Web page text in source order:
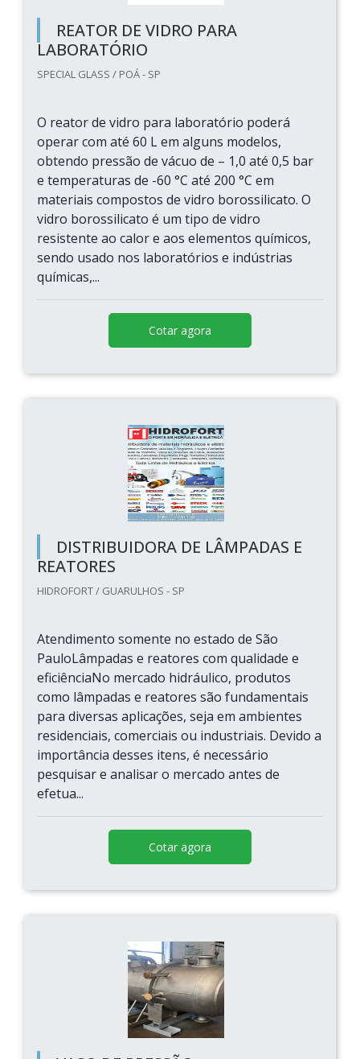
REATOR DE VIDRO PARA
LABORATÓRIO
SPECIAL GLASS / POÁ - SP
O reator de vidro para laboratório poderá
operar com até 60 L em alguns modelos,
obtendo pressão de vácuo de – 1,0 até 0,5 bar
e temperaturas de -60 °C até 200 °C em
materiais compostos de vidro borossilicato. O
vidro borossilicato é um tipo de vidro
resistente ao calor e aos elementos químicos,
sendo usado nos laboratórios e indústrias
químicas,...
Cotar agora
DISTRIBUIDORA DE LÂMPADAS E
REATORES
HIDROFORT / GUARULHOS - SP
Atendimento somente no estado de São
PauloLâmpadas e reatores com qualidade e
eficiênciaNo mercado hidráulico, produtos
como lâmpadas e reatores são fundamentais
para diversas aplicações, seja em ambientes
residenciais, comerciais ou industriais. Devido a
importância desses itens, é necessário
pesquisar e analisar o mercado antes de
efetua...
Cotar agora